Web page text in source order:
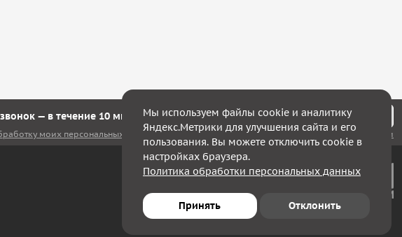
— в течение 10 минут мы с Вами свяжемся!
моих персональных данных, а также соглашаюсь с политикой конфиденциальности
Мы используем файлы cookie и аналитику
Яндекс.Метрики для улучшения сайта и его
пользования. Вы можете отключить cookie в
настройках браузера.
Политика обработки персональных данных
Принять Отклонить